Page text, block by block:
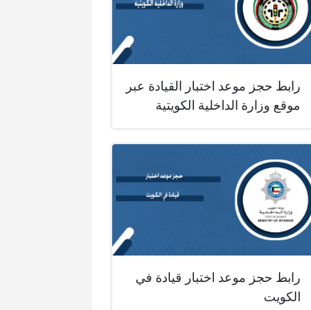
رابط حجز موعد اختبار القيادة عبر
موقع وزارة الداخلية الكويتية
رابط حجز موعد اختبار قيادة في
الكويت